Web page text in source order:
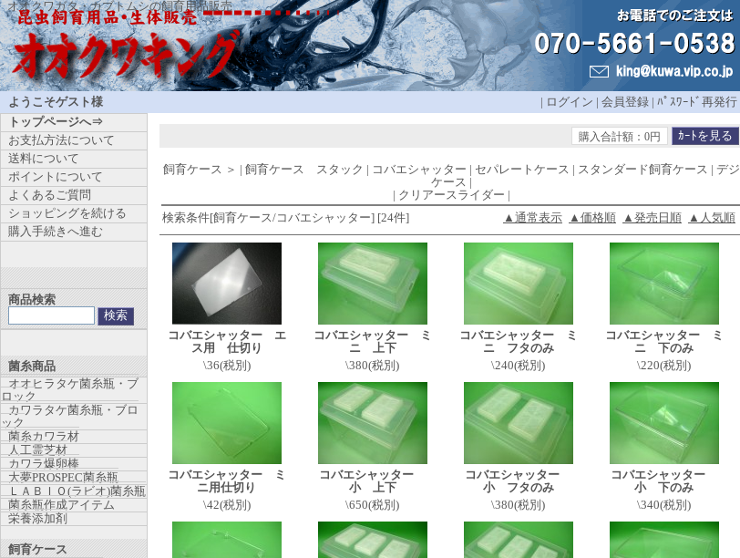
オオクワガタ・カブトムシの飼育用品販売
ようこそゲスト様 | ログイン | 会員登録 | ﾊﾟｽﾜｰﾄﾞ再発行
購入合計額：0円
飼育ケース ＞ | 飼育ケース スタック | コバエシャッター | セパレートケース | スタンダード飼育ケース | デジ
ケース |
| クリアースライダー |
検索条件[飼育ケース/コバエシャッター] [24件]
▲通常表示 ▲価格順 ▲発売日順 ▲人気順
コバエシャッター エ
ス用 仕切り
\36(税別)
コバエシャッター ミ
ニ 上下
\380(税別)
コバエシャッター ミ
ニ フタのみ
\240(税別)
コバエシャッター ミ
ニ 下のみ
\220(税別)
コバエシャッター ミ
ニ用仕切り
\42(税別)
コバエシャッター
小 上下
\650(税別)
コバエシャッター
小 フタのみ
\380(税別)
コバエシャッター
小 下のみ
\340(税別)
トップページへ⇒
お支払方法について
送料について
ポイントについて
よくあるご質問
ショッピングを続ける
購入手続きへ進む
商品検索
菌糸商品
オオヒラタケ菌糸瓶・ブ
ロック
カワラタケ菌糸瓶・ブロ
ック
菌糸カワラ材
人工霊芝材
カワラ爆卵棒
大夢PROSPEC菌糸瓶
ＬＡＢＩＯ(ラビオ)菌糸瓶
菌糸瓶作成アイテム
栄養添加剤
飼育ケース